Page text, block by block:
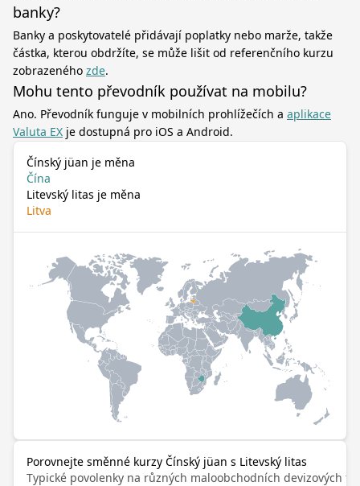
banky?
Banky a poskytovatelé přidávají poplatky nebo marže, takže
částka, kterou obdržíte, se může lišit od referenčního kurzu
zobrazeného zde.
Mohu tento převodník používat na mobilu?
Ano. Převodník funguje v mobilních prohlížečích a aplikace
Valuta EX je dostupná pro iOS a Android.
Čínský jüan je měna
Čína
Litevský litas je měna
Litva
Porovnejte směnné kurzy Čínský jüan s Litevský litas
Typické povolenky na různých maloobchodních devizových